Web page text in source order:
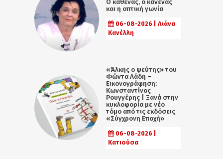
Ο καθένας, ο κανένας
και η οπτική γωνία
06-08-2026 | Λιάνα
Κανέλλη
«Άλκης ο ψεύτης» του
Φώντα Λάδη –
Εικονογράφηση:
Κωνσταντίνος
Ρουγγέρης | Ξανά στην
κυκλοφορία με νέο
τόμο από τις εκδόσεις
«Σύγχρονη Εποχή»
06-08-2026 |
Κατιούσα